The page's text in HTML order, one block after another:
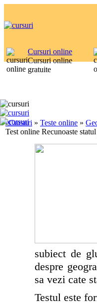
Cursuri online
Cursuri online
gratuite
eCursuri » Teste online »
Test online Recunoaste
subiect de
despre
sa vezi cate
Testul este